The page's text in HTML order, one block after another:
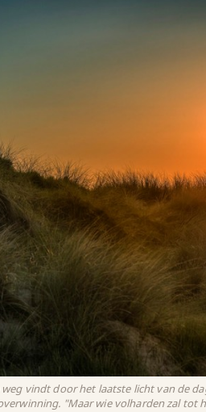
weg vindt door het laatste licht van de
"Maar wie volharden zal tot